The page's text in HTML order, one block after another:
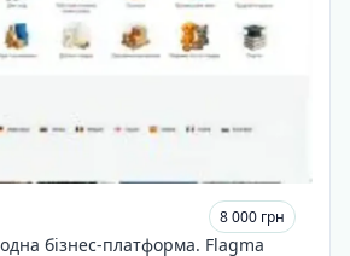
8 000 грн
бізнес-платформа. Flagma